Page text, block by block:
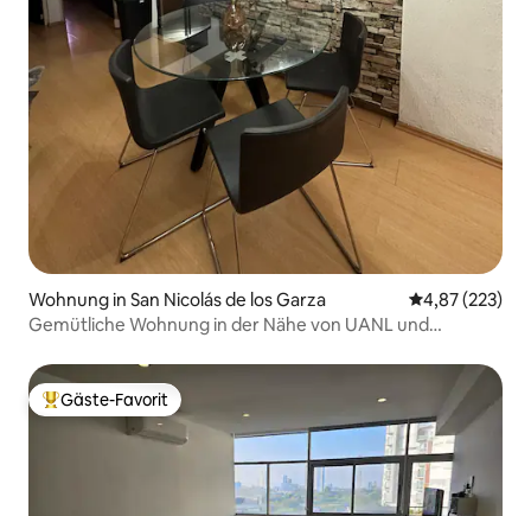
Wohnung in San Nicolás de los Garza
4,87 (223)
Gemütliche Wohnung in der Nähe von UANL und
Beliebter Gäste-Favorit.
Gäste-Favorit